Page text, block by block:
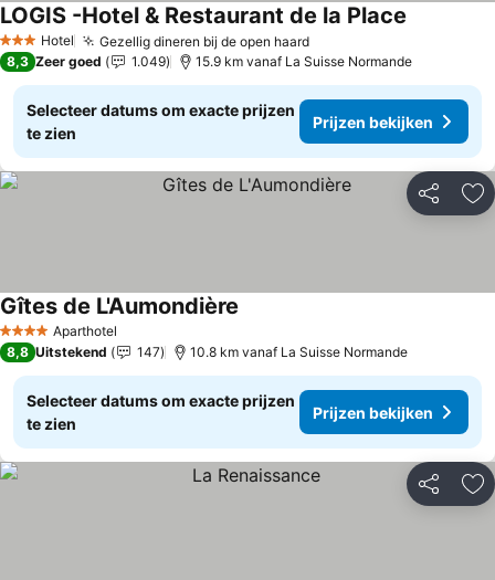
3 SterrenHotel Gezellig dineren bij de open haard
LOGIS -Hotel & Restaurant de la Place
8,3 Zeer goed 1.049 15.9 km vanaf La Suisse Normande
Selecteer datums om exacte prijzen
te zien
Prijzen bekijken
Delen
4 SterrenAparthotel
Gîtes de L'Aumondière
8,8 Uitstekend 147 10.8 km vanaf La Suisse Normande
Selecteer datums om exacte prijzen
te zien
Prijzen bekijken
Delen